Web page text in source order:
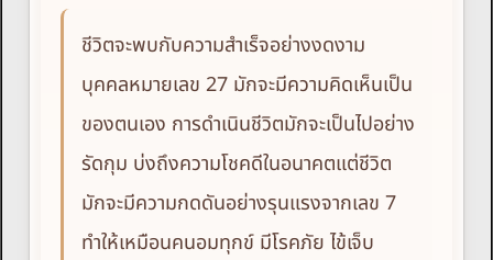
ชีวิตจะพบกับความสำเร็จอย่างงดงาม
บุคคลหมายเลข 27 มักจะมีความคิดเห็นเป็น
ของตนเอง การดำเนินชีวิตมักจะเป็นไปอย่าง
รัดกุม บ่งถึงความโชคดีในอนาคตแต่ชีวิต
มักจะมีความกดดันอย่างรุนแรงจากเลข 7
ทำให้เหมือนคนอมทุกข์ มีโรคภัย ไข้เจ็บ